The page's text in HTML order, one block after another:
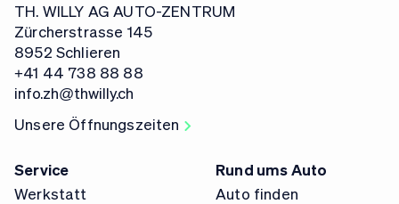
TH. WILLY AG AUTO-ZENTRUM
Zürcherstrasse 145
8952 Schlieren
+41 44 738 88 88
info.zh@thwilly.ch
Unsere Öffnungszeiten
Service
Werkstatt
Rund ums Auto
Auto finden